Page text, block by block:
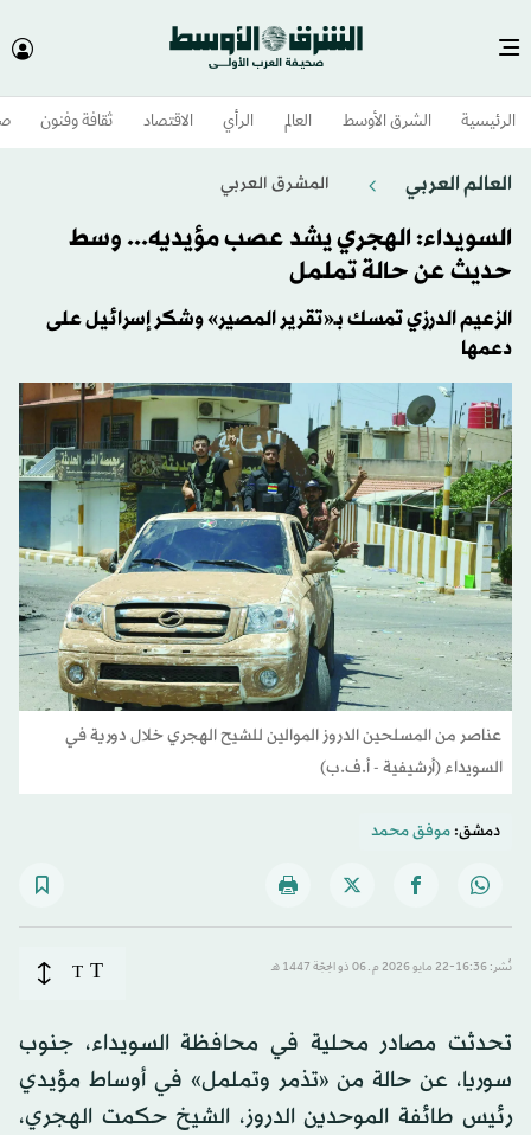
الرئيسية الشرق الأوسط​ العالم الرأي الاقتصاد ثقافة وفنون
العالم العربي المشرق العربي
السويداء: الهجري يشد عصب مؤيديه... وسط
حديث عن حالة تململ
الزعيم الدرزي تمسك بـ«تقرير المصير» وشكر إسرائيل على
دعمها
عناصر من المسلحين الدروز الموالين للشيح الهجري خلال دورية في
السويداء (أرشيفية - أ.ف.ب)
دمشق:موفق محمد
نُشر: 16:36-22 مايو 2026 م ـ 06 ذو الحِجّة 1447 هـ T
T
تحدثت مصادر محلية في محافظة السويداء، جنوب
سوريا، عن حالة من «تذمر وتململ» في أوساط مؤيدي
رئيس طائفة الموحدين الدروز، الشيخ حكمت الهجري،